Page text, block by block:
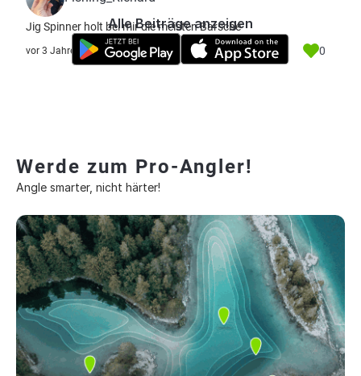
Jig Spinner holt bei mir die meisten Barsche
vor 3 Jahre 0
Alle Beiträge anzeigen
Werde zum Pro-Angler!
Angle smarter, nicht härter!